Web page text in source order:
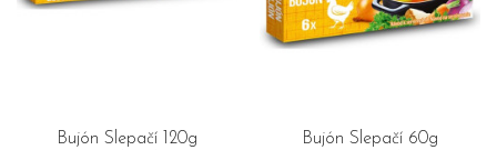
Bujón Slepačí 120g
Bujón Slepačí 60g